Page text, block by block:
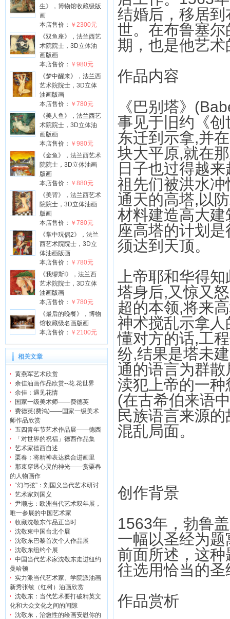
生》，博物馆收藏级版
画
本店售价： ￥2300元
《双鱼座》，法兰西艺
术院院士，3D立体油
画版画
本店售价： ￥980元
《梦中醒来》，法兰西
艺术院院士，3D立体
油画版画
本店售价： ￥780元
《美人鱼》，法兰西艺
术院院士，3D立体油
画版画
本店售价： ￥980元
《金鱼》，法兰西艺术
院院士，3D立体油画
版画
本店售价： ￥880元
《美背》，法兰西艺术
院院士，3D立体油画
版画
本店售价： ￥780元
《掌中玩偶2》，法兰
西艺术院院士，3D立
体油画版画
本店售价： ￥780元
《我缪斯I》，法兰西
艺术院院士，3D立体
油画版画
本店售价： ￥780元
《最后的晚餐》，博物
馆收藏级名画版画
本店售价： ￥2100元
相关文章
黄燕军艺术欣赏
余佳油画作品欣赏--花.花世界
余佳：遇见花情
国家一级美术师——费德英
费德英(费鸿)——国家一级美术
师作品欣赏
五四青年节艺术作品展——德西
「对世界的祝福」德西作品集
艺术家德西自述
栗春：将精神表达糅合进画里
那束穿透心灵的神光——赏栗春
的人物画作
“幻与弦”：刘国义当代艺术研讨
艺术家刘国义
尹顺志：欧洲当代艺术双年展，
唯一参展的中国艺术家
收藏沈敬东作品正当时
沈敬東中国台北个展
沈敬东巴黎首次个人作品展
沈敬东纽约个展
中国当代艺术家沈敬东走进纽约
曼哈顿
实力派当代艺术家、学院派油画
新秀张敏（红树）油画欣赏
沈敬东：当代艺术要打破精英文
化和大众文化之间的间隙
沈敬东，治愈性的绘画安慰你的
结婚后，移居
世。在布鲁塞
期，也是他艺
作品内容
《巴别塔》
事见于旧约《
东迁到示拿,并
块大平原,就在
日子也过得越
祖先们被洪水
通天的高塔,以
材料建造高大
座高塔的计划
须达到天顶。
上帝耶和华得
塔身后,又惊又
超的本领,将来
神术搅乱示拿
懂对方的话,工
纷,结果是塔未
通的语言为群
渎犯上帝的一
(在古希伯来语
民族语言来源
混乱局面。
创作背景
1563年，勃鲁
一幅以圣经为
前面所述，这
往选用恰当的
作品赏析